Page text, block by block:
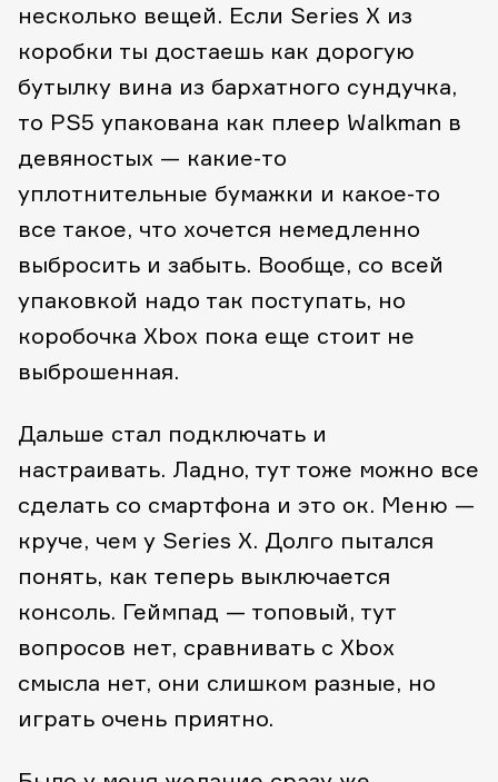
несколько вещей. Если Series X из
коробки ты достаешь как дорогую
бутылку вина из бархатного сундучка,
то PS5 упакована как плеер Walkman в
девяностых — какие-то
уплотнительные бумажки и какое-то
все такое, что хочется немедленно
выбросить и забыть. Вообще, со всей
упаковкой надо так поступать, но
коробочка Xbox пока еще стоит не
выброшенная.
Дальше стал подключать и
настраивать. Ладно, тут тоже можно все
сделать со смартфона и это ок. Меню —
круче, чем у Series X. Долго пытался
понять, как теперь выключается
консоль. Геймпад — топовый, тут
вопросов нет, сравнивать с Xbox
смысла нет, они слишком разные, но
играть очень приятно.